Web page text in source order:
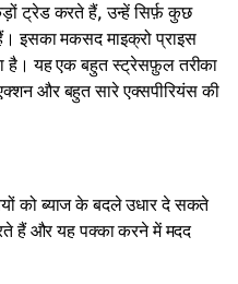
ट्रेड करते हैं, उन्हें सिर्फ़ कुछ
इसका मकसद माइक्रो प्राइस
है। यह एक बहुत स्ट्रेसफ़ुल तरीका
और बहुत सारे एक्सपीरियंस की
को ब्याज के बदले उधार दे सकते
हैं और यह पक्का करने में मदद